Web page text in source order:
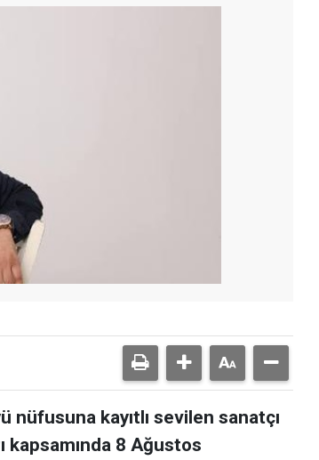
nüfusuna kayıtlı sevilen sanatçı
kapsamında 8 Ağustos